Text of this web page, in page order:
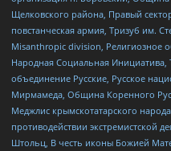
Щелковского района, Правый
повстанческая армия, Тризуб им.
Misanthropic division, Религиозное
Народная Социальная Инициатива,
объединение Русские, Русское
Мирмамеда, Община Коренного
Меджлис крымскотатарского
противодействии экстремистской
Штольц, В честь иконы Божией